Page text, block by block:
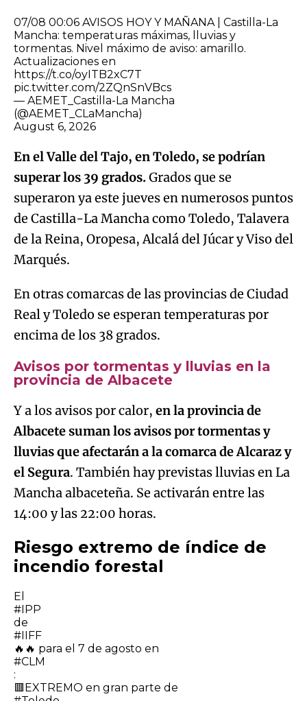
07/08 00:06 AVISOS HOY Y MAÑANA | Castilla-La
Mancha: temperaturas máximas, lluvias y
tormentas. Nivel máximo de aviso: amarillo.
Actualizaciones en
https://t.co/oyITB2xC7T
pic.twitter.com/2ZQnSnVBcs
— AEMET_Castilla-La Mancha
(@AEMET_CLaMancha)
August 6, 2026
En el Valle del Tajo, en Toledo, se podrían
superar los 39 grados.Grados que se
superaron ya este jueves en numerosos puntos
de Castilla-La Mancha como Toledo, Talavera
de la Reina, Oropesa, Alcalá del Júcar y Viso del
Marqués.
En otras comarcas de las provincias de Ciudad
Real y Toledo se esperan temperaturas por
encima de los 38 grados.
Avisos por tormentas y lluvias en la
provincia de Albacete
Y a los avisos por calor, en la provincia de
Albacete suman los avisos por tormentas y
lluvias que afectarán a la comarca de Alcaraz y
el Segura. También hay previstas lluvias en La
Mancha albaceteña. Se activarán entre las
14:00 y las 22:00 horas.
Riesgo extremo de índice de
incendio forestal
El
#IPP
de
#IIFF
🔥🔥 para el 7 de agosto en
#CLM
:
🟥EXTREMO en gran parte de